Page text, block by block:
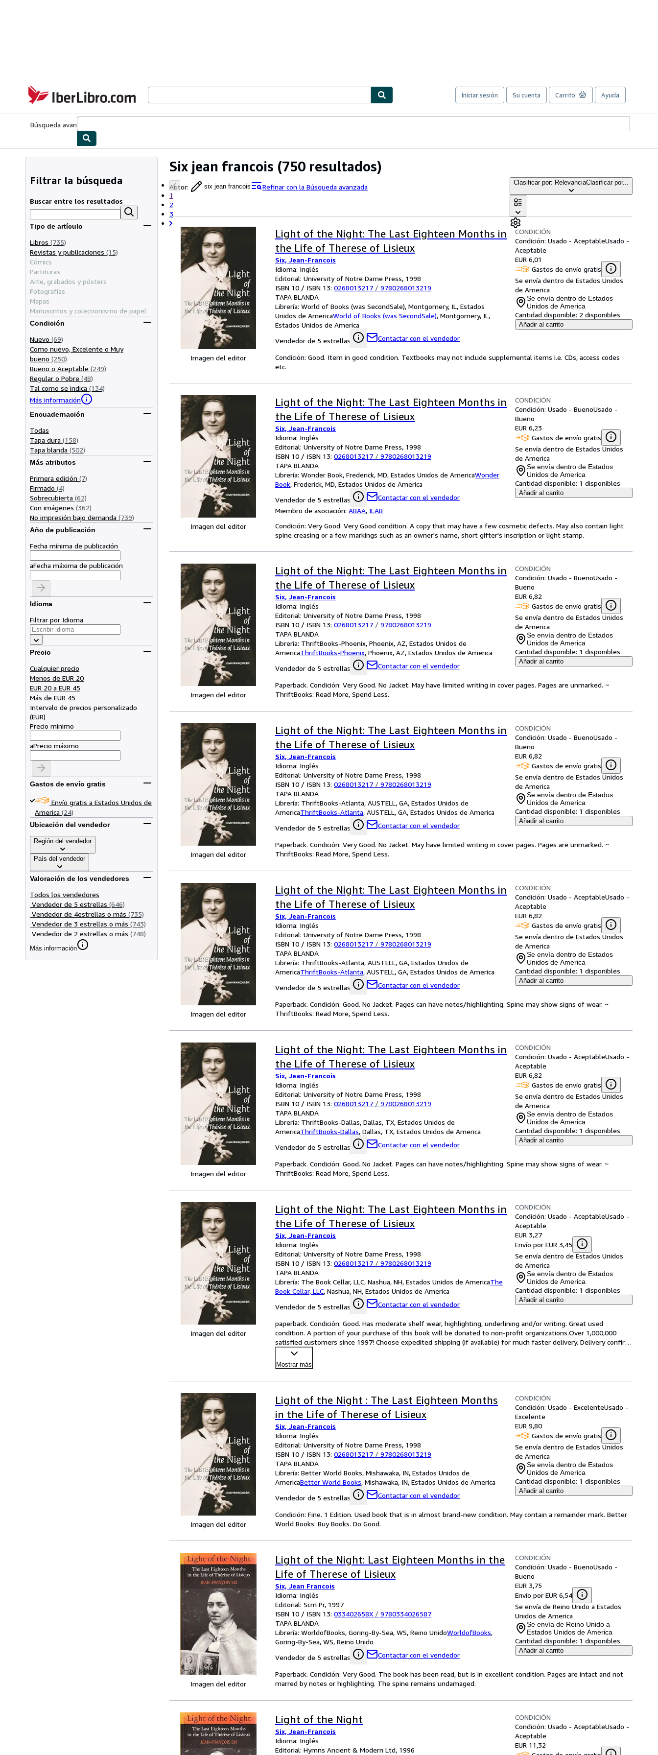
IberLibro.com
Iniciar sesión Su cuenta Carrito Ayuda
Búsqueda avanzada
Six jean francois (750 resultados)
Autor: six jean francois
Refinar con la Búsqueda avanzada
1
2
3
Clasificar por: RelevanciaClasificar por...
Filtrar la búsqueda
Buscar entre los resultados
Tipo de artículo
Libros (735)
Revistas y publicaciones (15)
Cómics
Partituras
Arte, grabados y pósters
Fotografías
Mapas
Manuscritos y coleccionismo de papel
Condición
Nuevo (69)
Como nuevo, Excelente o Muy
bueno (250)
Bueno o Aceptable (249)
Regular o Pobre (48)
Tal como se indica (134)
Más información
Encuadernación
Todas
Tapa dura (158)
Tapa blanda (502)
Más atributos
Primera edición (7)
Firmado (4)
Sobrecubierta (62)
Con imágenes (362)
No impresión bajo demanda (739)
Año de publicación
Fecha mínima de publicación
aFecha máxima de publicación
Idioma
Filtrar por Idioma
Precio
Cualquier precio
Menos de EUR 20
EUR 20 a EUR 45
Más de EUR 45
Intervalo de precios personalizado
(EUR)
Precio mínimo
aPrecio máximo
Gastos de envío gratis
Envío gratis a Estados Unidos de
America (24)
Ubicación del vendedor
Región del vendedor
País del vendedor
Valoración de los vendedores
Todos los vendedores
Vendedor de 5 estrellas (646)
Vendedor de 4estrellas o más (735)
Vendedor de 3 estrellas o más (743)
Vendedor de 2 estrellas o más (748)
Más información
Imagen del editor
Light of the Night: The Last Eighteen Months in
the Life of Therese of Lisieux
Six, Jean-Francois
Idioma: Inglés
Editorial: University of Notre Dame Press, 1998
ISBN 10 / ISBN 13: 0268013217 / 9780268013219
TAPA BLANDA
Librería: World of Books (was SecondSale), Montgomery, IL, Estados
Unidos de AmericaWorld of Books (was SecondSale), Montgomery, IL,
Estados Unidos de America
Vendedor de 5 estrellas
Contactar con el vendedor
CONDICIÓN
Condición: Usado - AceptableUsado -
Aceptable
EUR 6,01
Gastos de envío gratis
Se envía dentro de Estados Unidos
de America
Se envía dentro de Estados
Unidos de America
Cantidad disponible: 2 disponibles
Añadir al carrito
Condición: Good. Item in good condition. Textbooks may not include supplemental items i.e. CDs, access codes
etc.
Imagen del editor
Light of the Night: The Last Eighteen Months in
the Life of Therese of Lisieux
Six, Jean-Francois
Idioma: Inglés
Editorial: University of Notre Dame Press, 1998
ISBN 10 / ISBN 13: 0268013217 / 9780268013219
TAPA BLANDA
Librería: Wonder Book, Frederick, MD, Estados Unidos de AmericaWonder
Book, Frederick, MD, Estados Unidos de America
Vendedor de 5 estrellas
Contactar con el vendedor
Miembro de asociación: ABAA, ILAB
CONDICIÓN
Condición: Usado - BuenoUsado -
Bueno
EUR 6,23
Gastos de envío gratis
Se envía dentro de Estados Unidos
de America
Se envía dentro de Estados
Unidos de America
Cantidad disponible: 1 disponibles
Añadir al carrito
Condición: Very Good. Very Good condition. A copy that may have a few cosmetic defects. May also contain light
spine creasing or a few markings such as an owner's name, short gifter's inscription or light stamp.
Imagen del editor
Light of the Night: The Last Eighteen Months in
the Life of Therese of Lisieux
Six, Jean-Francois
Idioma: Inglés
Editorial: University of Notre Dame Press, 1998
ISBN 10 / ISBN 13: 0268013217 / 9780268013219
TAPA BLANDA
Librería: ThriftBooks-Phoenix, Phoenix, AZ, Estados Unidos de
AmericaThriftBooks-Phoenix, Phoenix, AZ, Estados Unidos de America
Vendedor de 5 estrellas
Contactar con el vendedor
CONDICIÓN
Condición: Usado - BuenoUsado -
Bueno
EUR 6,82
Gastos de envío gratis
Se envía dentro de Estados Unidos
de America
Se envía dentro de Estados
Unidos de America
Cantidad disponible: 1 disponibles
Añadir al carrito
Paperback. Condición: Very Good. No Jacket. May have limited writing in cover pages. Pages are unmarked. ~
ThriftBooks: Read More, Spend Less.
Imagen del editor
Light of the Night: The Last Eighteen Months in
the Life of Therese of Lisieux
Six, Jean-Francois
Idioma: Inglés
Editorial: University of Notre Dame Press, 1998
ISBN 10 / ISBN 13: 0268013217 / 9780268013219
TAPA BLANDA
Librería: ThriftBooks-Atlanta, AUSTELL, GA, Estados Unidos de
AmericaThriftBooks-Atlanta, AUSTELL, GA, Estados Unidos de America
Vendedor de 5 estrellas
Contactar con el vendedor
CONDICIÓN
Condición: Usado - BuenoUsado -
Bueno
EUR 6,82
Gastos de envío gratis
Se envía dentro de Estados Unidos
de America
Se envía dentro de Estados
Unidos de America
Cantidad disponible: 1 disponibles
Añadir al carrito
Paperback. Condición: Very Good. No Jacket. May have limited writing in cover pages. Pages are unmarked. ~
ThriftBooks: Read More, Spend Less.
Imagen del editor
Light of the Night: The Last Eighteen Months in
the Life of Therese of Lisieux
Six, Jean-Francois
Idioma: Inglés
Editorial: University of Notre Dame Press, 1998
ISBN 10 / ISBN 13: 0268013217 / 9780268013219
TAPA BLANDA
Librería: ThriftBooks-Atlanta, AUSTELL, GA, Estados Unidos de
AmericaThriftBooks-Atlanta, AUSTELL, GA, Estados Unidos de America
Vendedor de 5 estrellas
Contactar con el vendedor
CONDICIÓN
Condición: Usado - AceptableUsado -
Aceptable
EUR 6,82
Gastos de envío gratis
Se envía dentro de Estados Unidos
de America
Se envía dentro de Estados
Unidos de America
Cantidad disponible: 1 disponibles
Añadir al carrito
Paperback. Condición: Good. No Jacket. Pages can have notes/highlighting. Spine may show signs of wear. ~
ThriftBooks: Read More, Spend Less.
Imagen del editor
Light of the Night: The Last Eighteen Months in
the Life of Therese of Lisieux
Six, Jean-Francois
Idioma: Inglés
Editorial: University of Notre Dame Press, 1998
ISBN 10 / ISBN 13: 0268013217 / 9780268013219
TAPA BLANDA
Librería: ThriftBooks-Dallas, Dallas, TX, Estados Unidos de
AmericaThriftBooks-Dallas, Dallas, TX, Estados Unidos de America
Vendedor de 5 estrellas
Contactar con el vendedor
CONDICIÓN
Condición: Usado - AceptableUsado -
Aceptable
EUR 6,82
Gastos de envío gratis
Se envía dentro de Estados Unidos
de America
Se envía dentro de Estados
Unidos de America
Cantidad disponible: 1 disponibles
Añadir al carrito
Paperback. Condición: Good. No Jacket. Pages can have notes/highlighting. Spine may show signs of wear. ~
ThriftBooks: Read More, Spend Less.
Imagen del editor
Light of the Night: The Last Eighteen Months in
the Life of Therese of Lisieux
Six, Jean-Francois
Idioma: Inglés
Editorial: University of Notre Dame Press, 1998
ISBN 10 / ISBN 13: 0268013217 / 9780268013219
TAPA BLANDA
Librería: The Book Cellar, LLC, Nashua, NH, Estados Unidos de AmericaThe
Book Cellar, LLC, Nashua, NH, Estados Unidos de America
Vendedor de 5 estrellas
Contactar con el vendedor
CONDICIÓN
Condición: Usado - AceptableUsado -
Aceptable
EUR 3,27
Envío por EUR 3,45
Se envía dentro de Estados Unidos
de America
Se envía dentro de Estados
Unidos de America
Cantidad disponible: 1 disponibles
Añadir al carrito
paperback. Condición: Good. Has moderate shelf wear, highlighting, underlining and/or writing. Great used
condition. A portion of your purchase of this book will be donated to non-profit organizations.Over 1,000,000
satisfied customers since 1997! Choose expedited shipping (if available) for much faster delivery. Delivery confir…
Mostrar más
Imagen del editor
Light of the Night : The Last Eighteen Months
in the Life of Therese of Lisieux
Six, Jean-Francois
Idioma: Inglés
Editorial: University of Notre Dame Press, 1998
ISBN 10 / ISBN 13: 0268013217 / 9780268013219
TAPA BLANDA
Librería: Better World Books, Mishawaka, IN, Estados Unidos de
AmericaBetter World Books, Mishawaka, IN, Estados Unidos de America
Vendedor de 5 estrellas
Contactar con el vendedor
CONDICIÓN
Condición: Usado - ExcelenteUsado -
Excelente
EUR 9,80
Gastos de envío gratis
Se envía dentro de Estados Unidos
de America
Se envía dentro de Estados
Unidos de America
Cantidad disponible: 1 disponibles
Añadir al carrito
Condición: Fine. 1 Edition. Used book that is in almost brand-new condition. May contain a remainder mark. Better
World Books: Buy Books. Do Good.
Imagen del editor
Light of the Night: Last Eighteen Months in the
Life of Therese of Lisieux
Six, Jean Francois
Idioma: Inglés
Editorial: Scm Pr, 1997
ISBN 10 / ISBN 13: 033402658X / 9780334026587
TAPA BLANDA
Librería: WorldofBooks, Goring-By-Sea, WS, Reino UnidoWorldofBooks,
Goring-By-Sea, WS, Reino Unido
Vendedor de 5 estrellas
Contactar con el vendedor
CONDICIÓN
Condición: Usado - BuenoUsado -
Bueno
EUR 3,75
Envío por EUR 6,54
Se envía de Reino Unido a Estados
Unidos de America
Se envía de Reino Unido a
Estados Unidos de America
Cantidad disponible: 1 disponibles
Añadir al carrito
Paperback. Condición: Very Good. The book has been read, but is in excellent condition. Pages are intact and not
marred by notes or highlighting. The spine remains undamaged.
Light of the Night
Six, Jean-Francois
Idioma: Inglés
Editorial: Hymns Ancient & Modern Ltd, 1996
CONDICIÓN
Condición: Usado - AceptableUsado -
Aceptable
EUR 11,32